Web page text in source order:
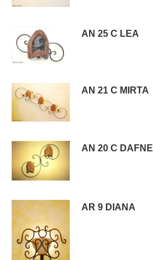
AN 25 C LEA
AN 21 C MIRTA
AN 20 C DAFNE
AR 9 DIANA